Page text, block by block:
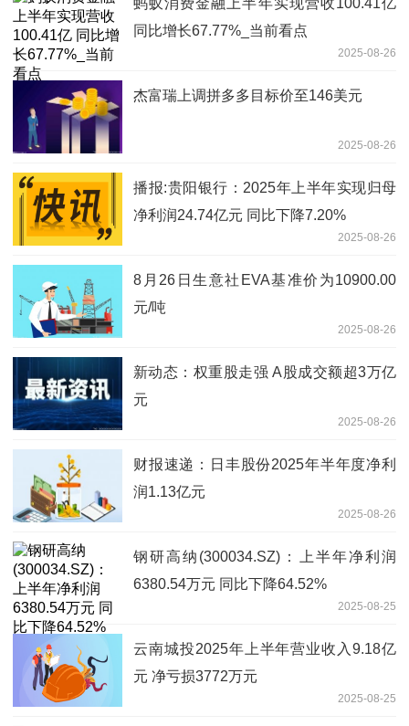
同比增长67.77%_当前看点
2025-08-26
杰富瑞上调拼多多目标价至146美元
2025-08-26
播报:贵阳银行：2025年上半年实现归母
净利润24.74亿元 同比下降7.20%
2025-08-26
8月26日生意社EVA基准价为10900.00
元/吨
2025-08-26
新动态：权重股走强 A股成交额超3万亿
元
2025-08-26
财报速递：日丰股份2025年半年度净利
润1.13亿元
2025-08-26
钢研高纳(300034.SZ)：上半年净利润
6380.54万元 同比下降64.52%
2025-08-25
云南城投2025年上半年营业收入9.18亿
元 净亏损3772万元
2025-08-25